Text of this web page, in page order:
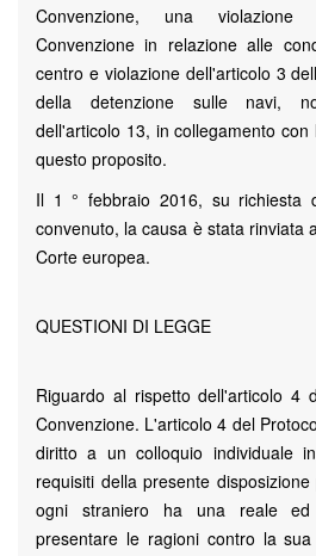
Convenzione, una
Convenzione in relazione alle
centro e violazione dell'articolo 3
della detenzione sulle navi,
dell'articolo 13, in collegamento
questo proposito.
Il 1 ° febbraio 2016, su richiesta
convenuto, la causa è stata rinviata
Corte europea.
QUESTIONI DI LEGGE
Riguardo al rispetto dell'articolo 4
Convenzione. L'articolo 4 del
diritto a un colloquio individuale
requisiti della presente
ogni straniero ha una reale ed
presentare le ragioni contro la